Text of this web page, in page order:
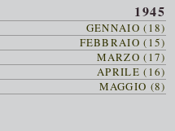
1945
GENNAIO (18)
FEBBRAIO (15)
MARZO (17)
APRILE (16)
MAGGIO (8)